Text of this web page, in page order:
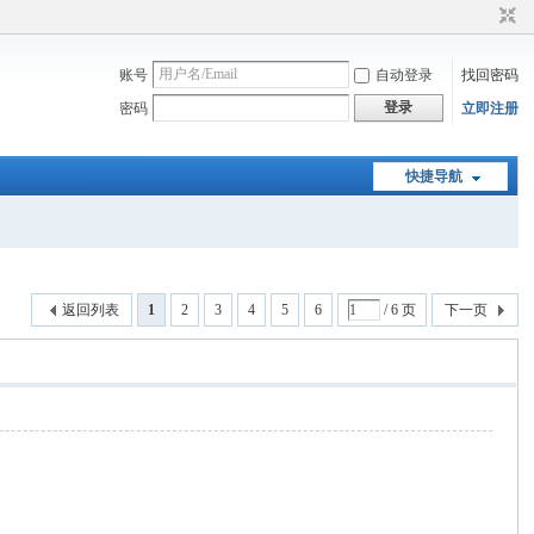
账号 自动登录
找回密码
密码
登录 立即注册
快捷导航
1 2 3 4 5 6 / 6 页 下一页
返回列表